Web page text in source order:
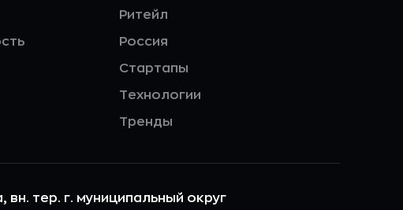
Ритейл
Россия
Стартапы
Технологии
Тренды
вн. тер. г. муниципальный округ